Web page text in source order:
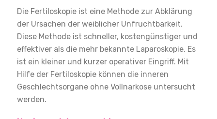
Die Fertiloskopie ist eine Methode zur Abklärung
der Ursachen der weiblicher Unfruchtbarkeit.
Diese Methode ist schneller, kostengünstiger und
effektiver als die mehr bekannte Laparoskopie. Es
ist ein kleiner und kurzer operativer Eingriff. Mit
Hilfe der Fertiloskopie können die inneren
Geschlechtsorgane ohne Vollnarkose untersucht
werden.